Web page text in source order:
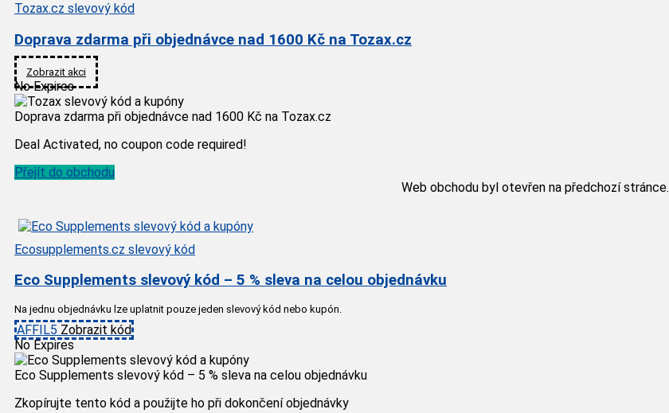
Tozax.cz slevový kód
Doprava zdarma při objednávce nad 1600 Kč na Tozax.cz
Zobrazit akci
No Expires
Doprava zdarma při objednávce nad 1600 Kč na Tozax.cz
Deal Activated, no coupon code required!
Přejít do obchodu
Web obchodu byl otevřen na předchozí stránce.
Ecosupplements.cz slevový kód
Eco Supplements slevový kód – 5 % sleva na celou objednávku
Na jednu objednávku lze uplatnit pouze jeden slevový kód nebo kupón.
AFFIL5 Zobrazit kód
No Expires
Eco Supplements slevový kód – 5 % sleva na celou objednávku
Zkopírujte tento kód a použijte ho při dokončení objednávky